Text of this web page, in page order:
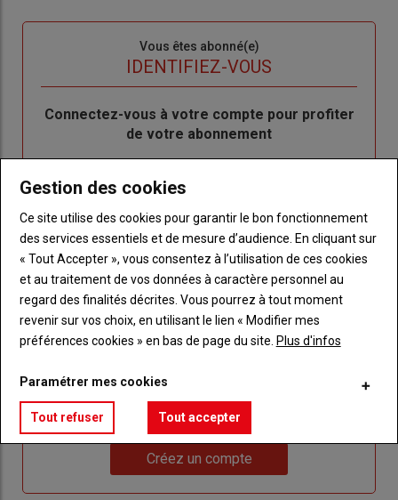
Vous êtes abonné(e)
IDENTIFIEZ-VOUS
Body
Connectez-vous à votre compte pour profiter
de votre abonnement
"Créer
Lien
Réinitialiser votre mot de passe
Lien
"Je
me
connecte"
Je me connecte
Sous-
titre
Vous n'êtes pas abonné(e)
TITRE CRÉEZ UN COMPTE
compte pour accéder à tout Réussir Agri72
Créez un compte
Gestion des cookies
Ce site utilise des cookies pour garantir le bon fonctionnement
des services essentiels et de mesure d’audience. En cliquant sur
« Tout Accepter », vous consentez à l’utilisation de ces cookies
et au traitement de vos données à caractère personnel au
regard des finalités décrites. Vous pourrez à tout moment
revenir sur vos choix, en utilisant le lien « Modifier mes
préférences cookies » en bas de page du site. Plus d'infos
Paramétrer mes cookies
Tout refuser Tout accepter